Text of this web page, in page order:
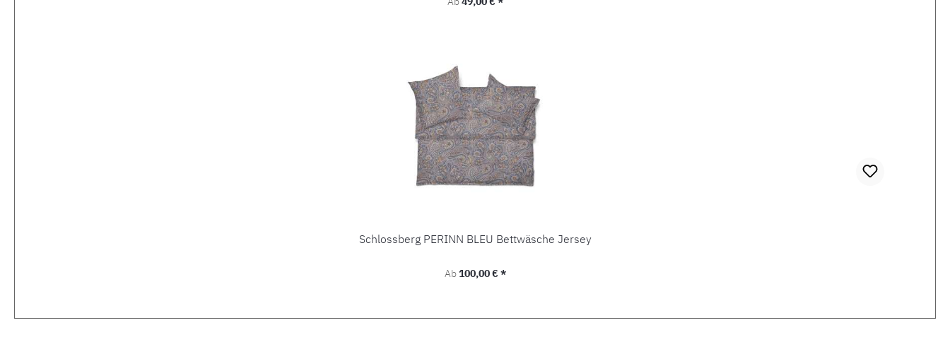
Schlossberg PERINN BLEU Bettwäsche Jersey
Regulärer Preis:
Ab100,00 € *